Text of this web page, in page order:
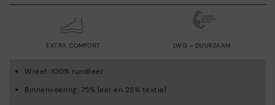
EXTRA COMFORT LWG - DUURZAAM
Wreef: 100% rundleer
Binnenvoering: 75% leer en 25% textiel